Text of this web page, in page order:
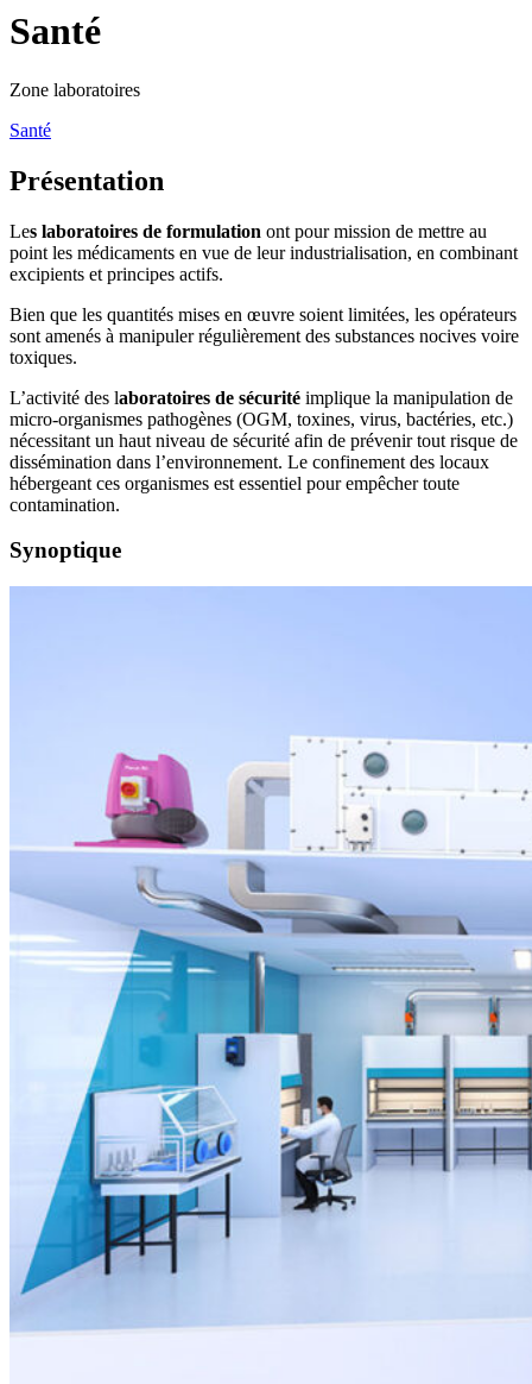
Santé
Zone laboratoires
Santé
Présentation
Les laboratoires de formulation ont pour mission de mettre au
point les médicaments en vue de leur industrialisation, en combinant
excipients et principes actifs.
Bien que les quantités mises en œuvre soient limitées, les opérateurs
sont amenés à manipuler régulièrement des substances nocives voire
toxiques.
L’activité des laboratoires de sécurité implique la manipulation de
micro-organismes pathogènes (OGM, toxines, virus, bactéries, etc.)
nécessitant un haut niveau de sécurité afin de prévenir tout risque de
dissémination dans l’environnement. Le confinement des locaux
hébergeant ces organismes est essentiel pour empêcher toute
contamination.
Synoptique